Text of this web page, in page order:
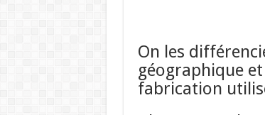
On les
géographique
fabrication